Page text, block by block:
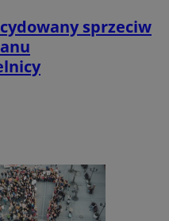
sprzeciw